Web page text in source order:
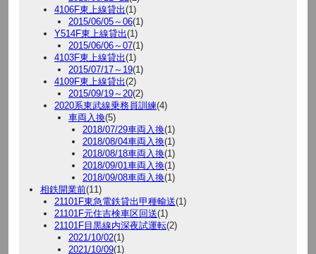
4106F東上線貸出(1)
2015/06/05～06(1)
Y514F東上線貸出(1)
2015/06/06～07(1)
4103F東上線貸出(1)
2015/07/17～19(1)
4109F東上線貸出(2)
2015/09/19～20(2)
2020系東武線乗務員訓練(4)
車両入換(5)
2018/07/29車両入換(1)
2018/08/04車両入換(1)
2018/08/18車両入換(1)
2018/09/01車両入換(1)
2018/09/08車両入換(1)
相鉄開業前(11)
21101F東急電鉄貸出甲種輸送(1)
21101F元住吉検車区回送(1)
21101F目黒線内深夜試運転(2)
2021/10/02(1)
2021/10/09(1)